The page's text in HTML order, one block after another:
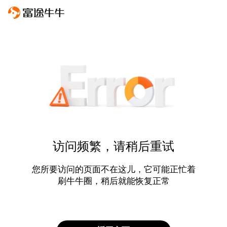
访问频繁，请稍后重试
您所要访问的页面不在这儿，它可能正忙着
刷牛牛圈，稍后就能恢复正常